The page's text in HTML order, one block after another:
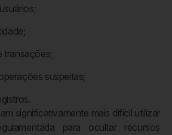
transações;
suspeitas;
significativamente mais difícil utilizar
para ocultar recursos